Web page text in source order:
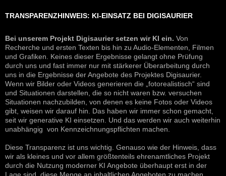
TRANSPARENZHINWEIS: KI-EINSATZ BEI DIGISAURIER
Bei unserem Projekt Digisaurier setzen wir KI ein. Von
Recherche und ersten Texten bis hin zu Audio-Elementen, Filmen
und Grafiken. Keines dieser Ergebnisse gelangt ohne Prüfung
durch uns und fast immer nur mit stärkerer Überarbeitung durch
uns in die Ergebnisse der Angebote des Projektes Digisaurier.
Wenn wir Bilder oder Videos generieren die „fotorealistisch“ sind
und Situationen darstellen, die so nicht waren bzw. versuchen
Situationen nachzubilden, von denen es keine Fotos oder Videos
gibt, weisen wir darauf hin. Das haben wir immer schon gemacht,
seit wir generative KI einsetzen. Und das werden wir auch weiterhin
unabhängig von Kennzeichnungspflichten machen.
Diese Transparenz ist uns wichtig. Genauso wie der Hinweis, dass
wir als kleines und vor allem größtenteils ehrenamtliches Projekt
durch die Nutzung moderner KI Angebote überhaupt erst in der